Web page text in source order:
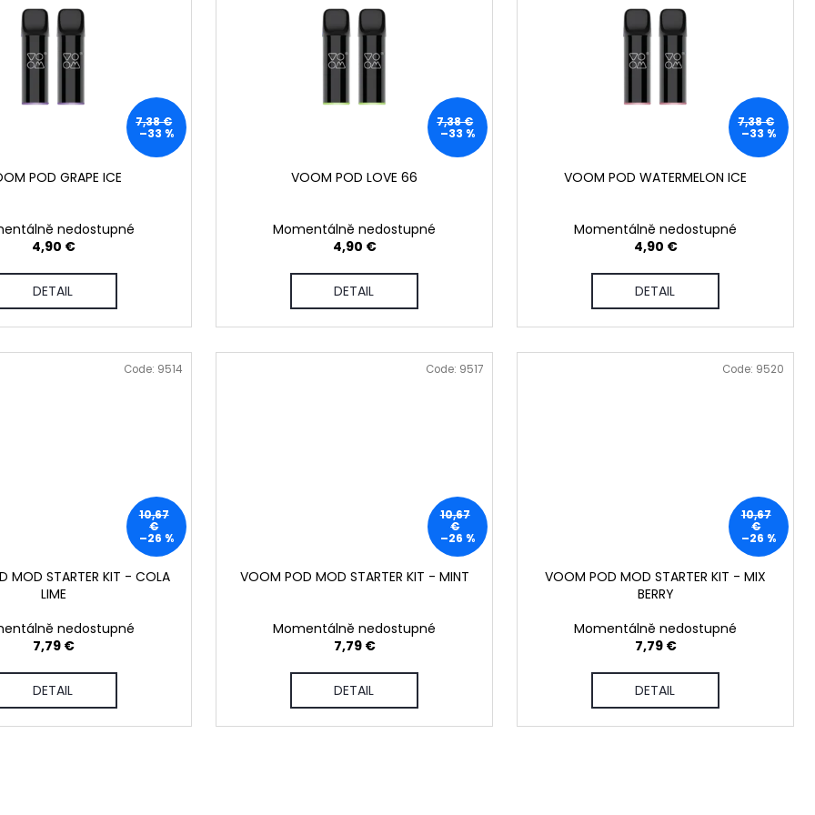
7,38 €
–33 %
POD GRAPE ICE
nedostupné
4,90 €
DETAIL
7,38 €
–33 %
VOOM POD LOVE 66
Momentálně nedostupné
4,90 €
DETAIL
7,38 €
–33 %
VOOM POD WATERMELON ICE
Momentálně nedostupné
4,90 €
DETAIL
10,67
€
–26 %
MOD STARTER KIT - COLA
LIME
nedostupné
7,79 €
DETAIL
Code: 9514
10,67
€
–26 %
VOOM POD MOD STARTER KIT - MINT
Momentálně nedostupné
7,79 €
DETAIL
Code: 9517
10,67
€
–26 %
VOOM POD MOD STARTER KIT - MIX
BERRY
Momentálně nedostupné
7,79 €
DETAIL
Code: 9520
DOPE BLUEBERRY #50
5,32 €
DOPE FREEZE #50
5,32 €